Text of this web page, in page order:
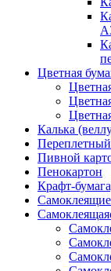
Цветная
Калька
Пивной
Пенокартон
Крафт-